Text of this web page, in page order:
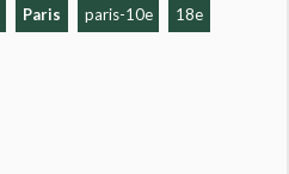
Paris paris-10e 18e